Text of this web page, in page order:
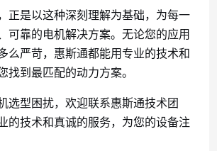
正是以这种深刻理解为基础，为每一
可靠的电机解决方案。无论您的应用
么严苛，惠斯通都能用专业的技术和
找到最匹配的动力方案。
选型困扰，欢迎联系惠斯通技术团
的技术和真诚的服务，为您的设备注